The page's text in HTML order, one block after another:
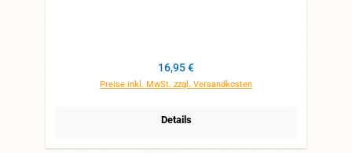
Regulärer Preis:
16,95 €
Preise inkl. MwSt. zzgl. Versandkosten
Details